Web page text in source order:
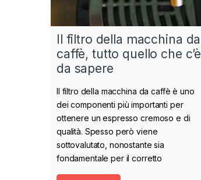
Il filtro della macchina da
caffè, tutto quello che c’è
da sapere
Il filtro della macchina da caffè è uno
dei componenti più importanti per
ottenere un espresso cremoso e di
qualità. Spesso però viene
sottovalutato, nonostante sia
fondamentale per il corretto